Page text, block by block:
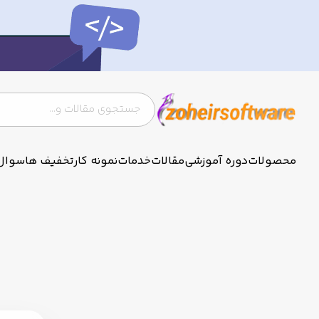
محصولاتدوره آموزشیمقالاتخدماتنمونه کارتخفیف ها